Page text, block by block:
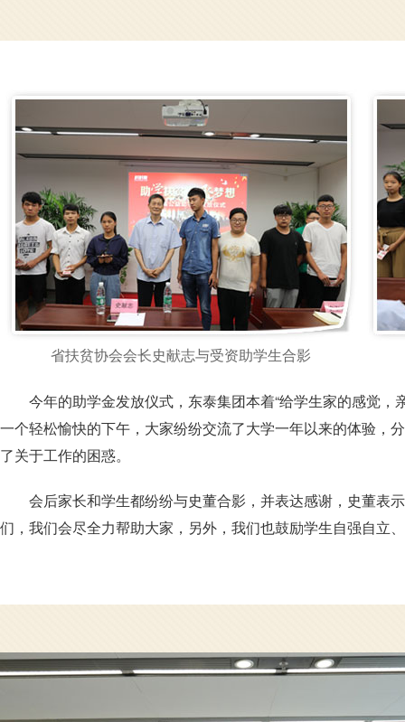
省扶贫协会会长史献志与受资助学生合影
今年的助学金发放仪式，东泰集团本着“给学生家的感觉
一个轻松愉快的下午，大家纷纷交流了大学一年以来的体验，
了关于工作的困惑。
会后家长和学生都纷纷与史董合影，并表达感谢，史董表
们，我们会尽全力帮助大家，另外，我们也鼓励学生自强自立